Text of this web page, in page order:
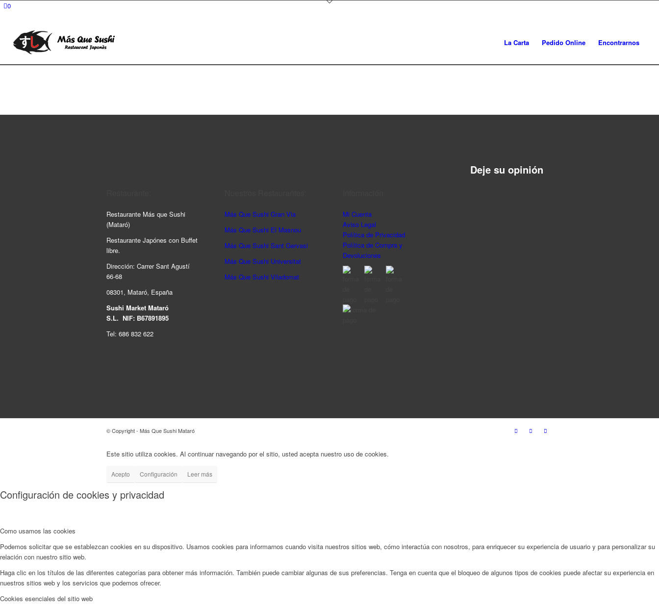
0
La Carta Pedido Online Encontrarnos
Restaurante Más que Sushi
(Mataró)
Restaurante Japónes con Buffet
libre.
Dirección: Carrer Sant Agustí
66-68
08301, Mataró, España
Sushi Market Mataró
S.L. NIF: B67891895
Tel: 686 832 622
Más Que Sushi Gran Via
Más Que Sushi El Masnou
Más Que Sushi Sant Gervasi
Más Que Sushi Universitat
Más Que Sushi Viladomat
Mi Cuenta
Aviso Legal
Política de Privacidad
Política de Compra y
Devoluciones
Deje su opinión
© Copyright - Más Que Sushi Mataró
Este sitio utiliza cookies. Al continuar navegando por el sitio, usted acepta nuestro uso de cookies.
Acepto Configuración Leer más
Configuración de cookies y privacidad
Como usamos las cookies
Podemos solicitar que se establezcan cookies en su dispositivo. Usamos cookies para informarnos cuando visita nuestros sitios web, cómo interactúa con nosotros, para enriquecer su experiencia de usuario y para personalizar su
relación con nuestro sitio web.
Haga clic en los títulos de las diferentes categorías para obtener más información. También puede cambiar algunas de sus preferencias. Tenga en cuenta que el bloqueo de algunos tipos de cookies puede afectar su experiencia en
nuestros sitios web y los servicios que podemos ofrecer.
Cookies esenciales del sitio web